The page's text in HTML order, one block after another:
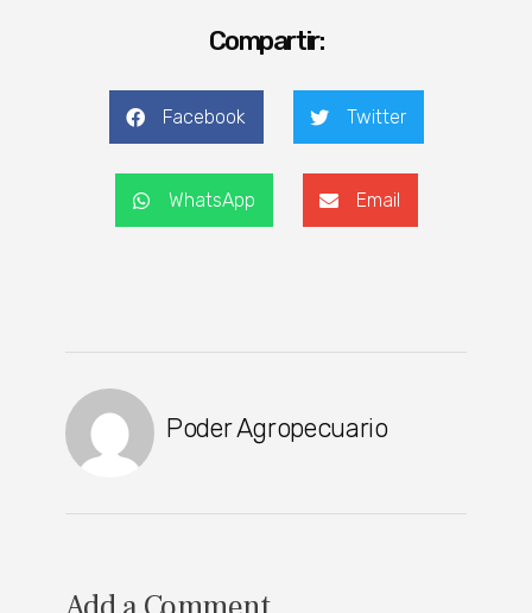
Compartir:
Facebook Twitter
WhatsApp Email
Poder Agropecuario